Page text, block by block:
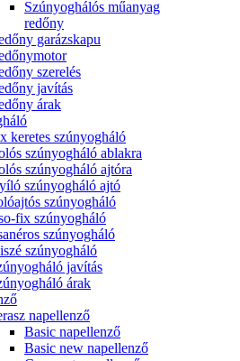
Szúnyoghálós műanyag
redőny
garázskapu
szerelés
javítás
árak
keretes szúnyogháló
szúnyogháló ablakra
szúnyogháló ajtóra
szúnyogháló ajtó
szúnyogháló
fix szúnyogháló
szúnyogháló
szúnyogháló
javítás
árak
napellenző
Basic napellenző
Basic new napellenző